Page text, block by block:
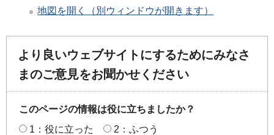
地図を開く（別ウィンドウが開きます）
より良いウェブサイトにするためにみなさ
まのご意見をお聞かせください
このページの情報は役に立ちましたか？
1：役に立った
2：ふつう